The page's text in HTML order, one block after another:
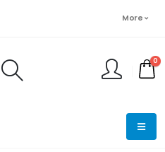
More
0